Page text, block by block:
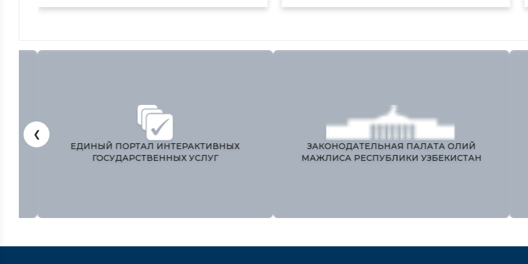
ЎЗБЕКИСТОН РЕСПУБЛИКАСИ
ПРЕЗИДЕНТИ МАТБУОТ ХИЗМАТИ
ЕДИНЫЙ ПОРТАЛ ИНТЕРАКТИВНЫХ
ГОСУДАРСТВЕННЫХ УСЛУГ
❮